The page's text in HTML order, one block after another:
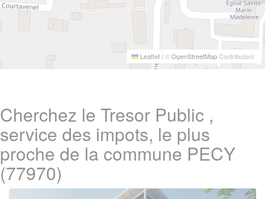
Leaflet | ©OpenStreetMapContributors
Cherchez le Tresor Public ,
service des impots, le plus
proche de la commune PECY
(77970)